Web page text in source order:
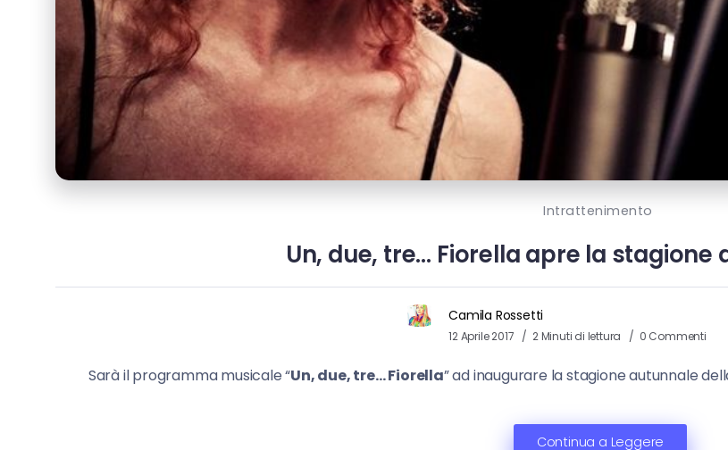
Intrattenimento
Un, due, tre… Fiorella apre la stagione
Camila Rossetti
12 Aprile 2017 2 Minuti di lettura 0 Commenti
Sarà il programma musicale “Un, due, tre… Fiorella” ad inaugurare la stagione autunnale
Continua a Leggere